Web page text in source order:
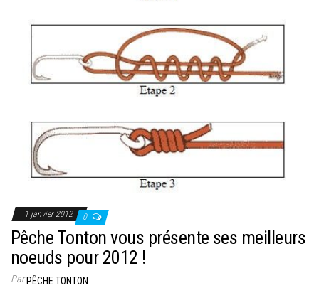
1 janvier 2012 0
Pêche Tonton vous présente ses meilleurs
noeuds pour 2012 !
ParPÊCHE TONTON